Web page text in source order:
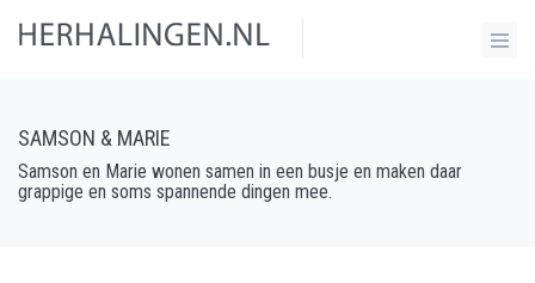
SAMSON & MARIE
Samson en Marie wonen samen in een busje en maken daar
grappige en soms spannende dingen mee.